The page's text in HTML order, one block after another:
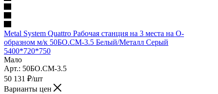
Metal System Quattro Рабочая станция на 3 места на О-
образном м/к 50БО.СМ-3.5 Белый/Металл Серый
5400*720*750
Мало
Арт.: 50БО.СМ-3.5
50 131 ₽/шт
Варианты цен